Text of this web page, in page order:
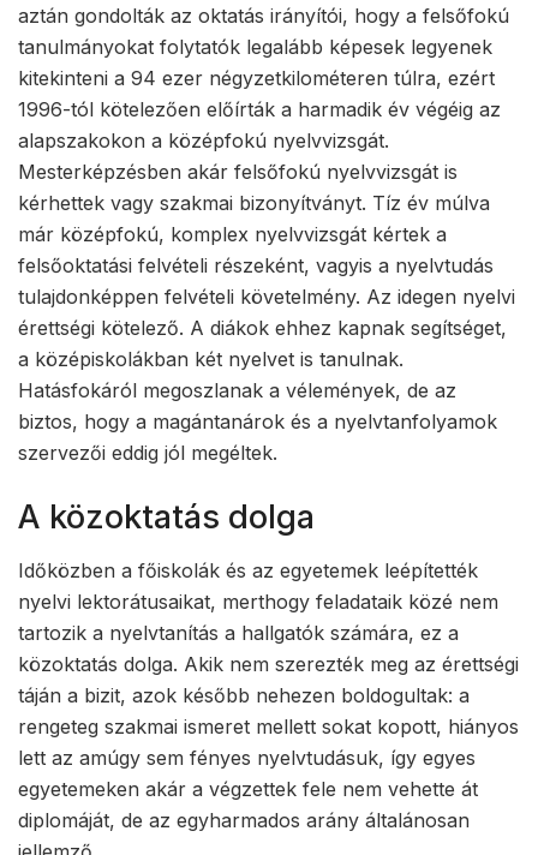
aztán gondolták az oktatás irányítói, hogy a felsőfokú
tanulmányokat folytatók legalább képesek legyenek
kitekinteni a 94 ezer négyzetkilométeren túlra, ezért
1996-tól kötelezően előírták a harmadik év végéig az
alapszakokon a középfokú nyelvvizsgát.
Mesterképzésben akár felsőfokú nyelvvizsgát is
kérhettek vagy szakmai bizonyítványt. Tíz év múlva
már középfokú, komplex nyelvvizsgát kértek a
felsőoktatási felvételi részeként, vagyis a nyelvtudás
tulajdonképpen felvételi követelmény. Az idegen nyelvi
érettségi kötelező. A diákok ehhez kapnak segítséget,
a középiskolákban két nyelvet is tanulnak.
Hatásfokáról megoszlanak a vélemények, de az
biztos, hogy a magántanárok és a nyelvtanfolyamok
szervezői eddig jól megéltek.
A közoktatás dolga
Időközben a főiskolák és az egyetemek leépítették
nyelvi lektorátusaikat, merthogy feladataik közé nem
tartozik a nyelvtanítás a hallgatók számára, ez a
közoktatás dolga. Akik nem szerezték meg az érettségi
táján a bizit, azok később nehezen boldogultak: a
rengeteg szakmai ismeret mellett sokat kopott, hiányos
lett az amúgy sem fényes nyelvtudásuk, így egyes
egyetemeken akár a végzettek fele nem vehette át
diplomáját, de az egyharmados arány általánosan